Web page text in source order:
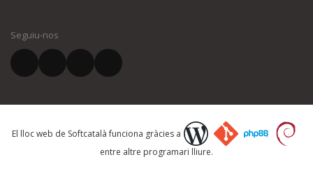
El vostre correu electrònic *
Què proposeu?
Seguiu-nos
El lloc web de Softcatalà funciona gràcies a
entre altre programari lliure.